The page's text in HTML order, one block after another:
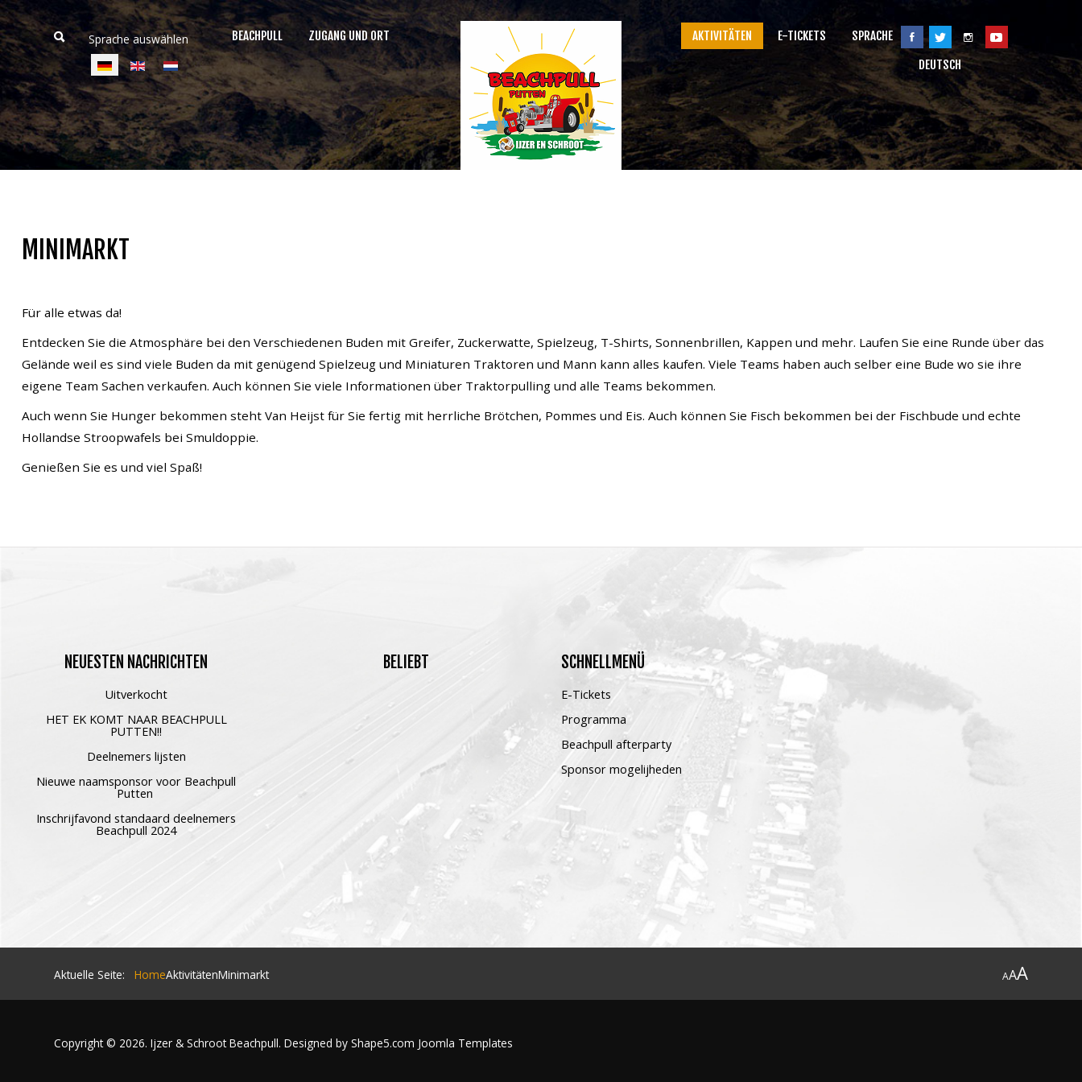
Aktivitäten
Deutsch
SEARCHOUR SITE
Sprache auswählen BEACHPULL ZUGANG UND ORT AKTIVITÄTEN E-TICKETS
SPRACHE
DEUTSCH
MINIMARKT
Für alle etwas da!
Entdecken Sie die Atmosphäre bei den Verschiedenen Buden mit Greifer, Zuckerwatte, Spielzeug, T-Shirts, Sonnenbrillen, Kappen und mehr. Laufen Sie eine Runde über das
Gelände weil es sind viele Buden da mit genügend Spielzeug und Miniaturen Traktoren und Mann kann alles kaufen. Viele Teams haben auch selber eine Bude wo sie ihre
eigene Team Sachen verkaufen. Auch können Sie viele Informationen über Traktorpulling und alle Teams bekommen.
Auch wenn Sie Hunger bekommen steht Van Heijst für Sie fertig mit herrliche Brötchen, Pommes und Eis. Auch können Sie Fisch bekommen bei der Fischbude und echte
Hollandse Stroopwafels bei Smuldoppie.
Genießen Sie es und viel Spaß!
NEUESTEN NACHRICHTEN
Uitverkocht
HET EK KOMT NAAR BEACHPULL
PUTTEN!!
Deelnemers lijsten
Nieuwe naamsponsor voor Beachpull
Putten
Inschrijfavond standaard deelnemers
Beachpull 2024
BELIEBT SCHNELLMENÜ
E-Tickets
Programma
Beachpull afterparty
Sponsor mogelijheden
AAA
Aktuelle Seite: HomeAktivitätenMinimarkt
Copyright © 2026. Ijzer & Schroot Beachpull. Designed by Shape5.com Joomla Templates